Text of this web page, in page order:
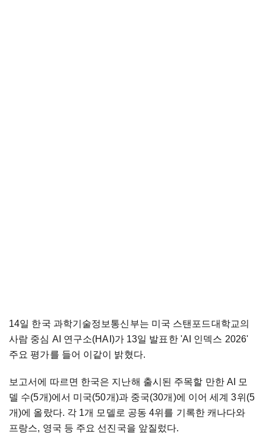
14일 한국 과학기술정보통신부는 미국 스탠포드대학교의
사람 중심 AI 연구소(HAI)가 13일 발표한 'AI 인덱스 2026'
주요 평가를 들어 이같이 밝혔다.
보고서에 따르면 한국은 지난해 출시된 주목할 만한 AI 모
델 수(5개)에서 미국(50개)과 중국(30개)에 이어 세계 3위(5
개)에 올랐다. 각 1개 모델로 공동 4위를 기록한 캐나다와
프랑스, 영국 등 주요 선진국을 앞질렀다.